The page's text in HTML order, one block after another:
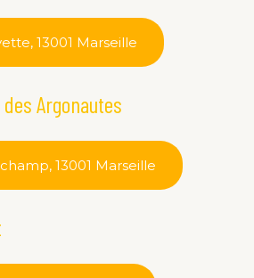
13001 Marseille
Argonautes
13001 Marseille